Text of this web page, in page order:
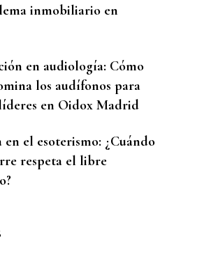
inmobiliario en
en audiología: Cómo
los audífonos para
en Oidox Madrid
en el esoterismo: ¿Cuándo
respeta el libre